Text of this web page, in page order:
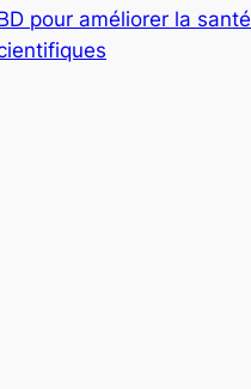
pour améliorer la santé